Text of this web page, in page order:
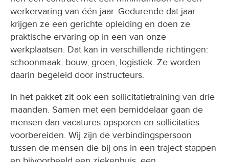
werkervaring van één jaar. Gedurende dat jaar
krijgen ze een gerichte opleiding en doen ze
praktische ervaring op in een van onze
werkplaatsen. Dat kan in verschillende richtingen:
schoonmaak, bouw, groen, logistiek. Ze worden
daarin begeleid door instructeurs.
In het pakket zit ook een sollicitatietraining van drie
maanden. Samen met een bemiddelaar gaan de
mensen dan vacatures opsporen en sollicitaties
voorbereiden. Wij zijn de verbindingspersoon
tussen de mensen die bij ons in een traject stappen